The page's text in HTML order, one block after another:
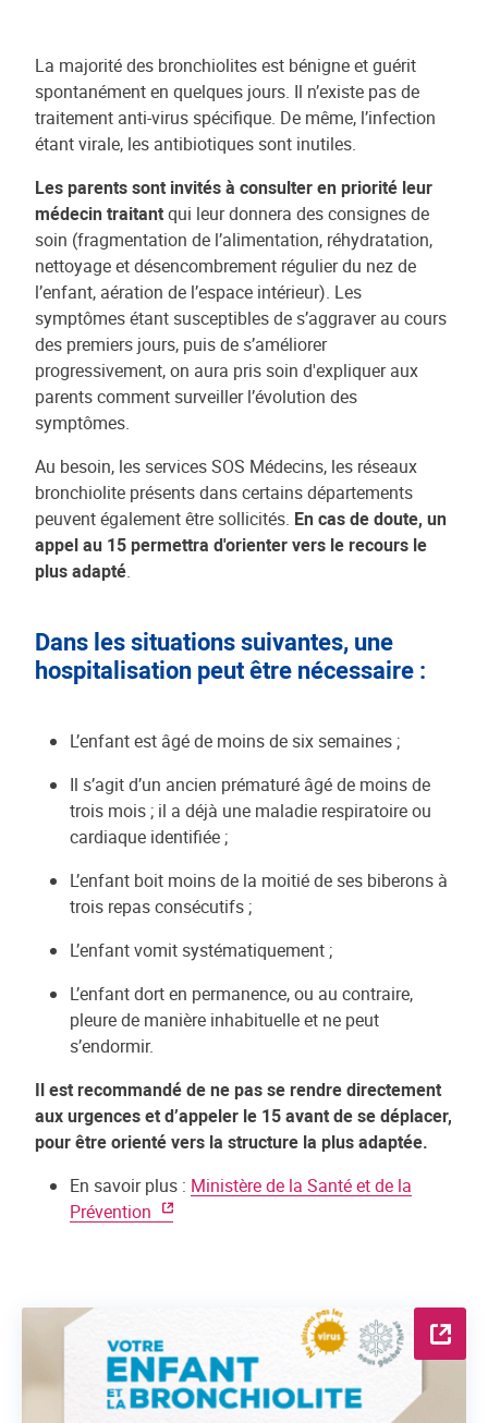
La majorité des bronchiolites est bénigne et guérit
spontanément en quelques jours. Il n’existe pas de
traitement anti-virus spécifique. De même, l’infection
étant virale, les antibiotiques sont inutiles.
Les parents sont invités à consulter en priorité leur
médecin traitantqui leur donnera des consignes de
soin (fragmentation de l’alimentation, réhydratation,
nettoyage et désencombrement régulier du nez de
l’enfant, aération de l’espace intérieur). Les
symptômes étant susceptibles de s’aggraver au cours
des premiers jours, puis de s’améliorer
progressivement, on aura pris soin d'expliquer aux
parents comment surveiller l’évolution des
symptômes.
Au besoin, les services SOS Médecins, les réseaux
bronchiolite présents dans certains départements
peuvent également être sollicités. En cas de doute, un
appel au 15 permettra d'orienter vers le recours le
plus adapté.
Dans les situations suivantes, une
hospitalisation peut être nécessaire :
L’enfant est âgé de moins de six semaines ;
Il s’agit d’un ancien prématuré âgé de moins de
trois mois ; il a déjà une maladie respiratoire ou
cardiaque identifiée ;
L’enfant boit moins de la moitié de ses biberons à
trois repas consécutifs ;
L’enfant vomit systématiquement ;
L’enfant dort en permanence, ou au contraire,
pleure de manière inhabituelle et ne peut
s’endormir.
Il est recommandé de ne pas se rendre directement
aux urgences et d’appeler le 15 avant de se déplacer,
pour être orienté vers la structure la plus adaptée.
En savoir plus : Ministère de la Santé et de la
Prévention